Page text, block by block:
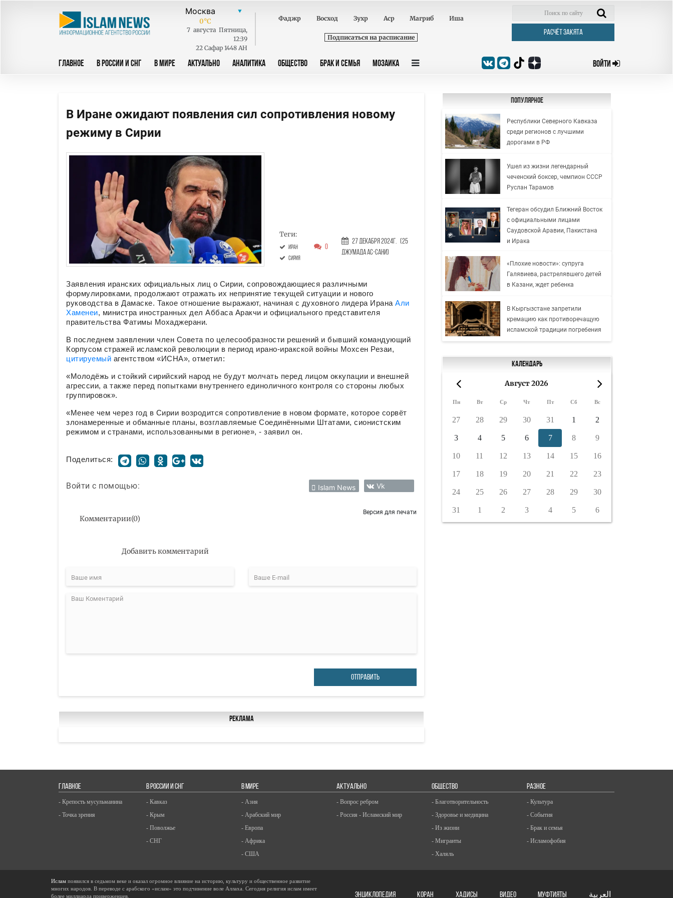
0°C
7 августа Пятница,
12:39
22 Сафар 1448 AH
Фаджр Восход Зухр Аср Магриб Иша
Подписаться на расписание
РАСЧЁТ ЗАКЯТА
ГЛАВНОЕ В РОССИИ И СНГ В МИРЕ АКТУАЛЬНО АНАЛИТИКА ОБЩЕСТВО БРАК И СЕМЬЯ МОЗАИКА ВОЙТИ
В Иране ожидают появления сил сопротивления новому
режиму в Сирии
Теги:
Иран
Сирия
0
27 Декабря 2024г. (25
Джумада ас-сани)
Заявления иранских официальных лиц о Сирии, сопровождающиеся различными
формулировками, продолжают отражать их непринятие текущей ситуации и нового
руководства в Дамаске. Такое отношение выражают, начиная с духовного лидера Ирана Али
Хаменеи, министра иностранных дел Аббаса Аракчи и официального представителя
правительства Фатимы Мохаджерани.
В последнем заявлении член Совета по целесообразности решений и бывший командующий
Корпусом стражей исламской революции в период ирано-иракской войны Мохсен Резаи,
цитируемый агентством «ИСНА», отметил:
«Молодёжь и стойкий сирийский народ не будут молчать перед лицом оккупации и внешней
агрессии, а также перед попытками внутреннего единоличного контроля со стороны любых
группировок».
«Менее чем через год в Сирии возродится сопротивление в новом формате, которое сорвёт
злонамеренные и обманные планы, возглавляемые Соединёнными Штатами, сионистским
режимом и странами, использованными в регионе», - заявил он.
Поделиться:
Войти с помощью: Islam News Vk
Комментарии(0)
Версия для печати
Добавить комментарий
ОТПРАВИТЬ
Реклама
Популярное
Республики Северного Кавказа
среди регионов с лучшими
дорогами в РФ
Ушел из жизни легендарный
чеченский боксер, чемпион СССР
Руслан Тарамов
Тегеран обсудил Ближний Восток
с официальными лицами
Саудовской Аравии, Пакистана
и Ирака
«Плохие новости»: супруга
Галявиева, растрелявшего детей
в Казани, ждет ребенка
В Кыргызстане запретили
кремацию как противоречащую
исламской традиции погребения
Календарь
Август 2026
Пн Вт Ср Чт Пт Сб Вс
27 28 29 30 31 1 2
3 4 5 6 7 8 9
10 11 12 13 14 15 16
17 18 19 20 21 22 23
24 25 26 27 28 29 30
31 1 2 3 4 5 6
ГЛАВНОЕ
- Крепость мусульманина
- Точка зрения
В РОССИИ И СНГ
- Кавказ
- Крым
- Поволжье
- СНГ
В МИРЕ
- Азия
- Арабский мир
- Европа
- Африка
- США
АКТУАЛЬНО
- Вопрос ребром
- Россия - Исламский мир
ОБЩЕСТВО
- Благотворительность
- Здоровье и медицина
- Из жизни
- Мигранты
- Халяль
РАЗНОЕ
- Культура
- События
- Брак и семья
- Исламофобия
Ислам появился в седьмом веке и оказал огромное влияние на историю, культуру и общественное развитие
многих народов. В переводе с арабского «ислам» это подчинение воле Аллаха. Сегодня религия ислам имеет
более миллиарда приверженцев.
ЭНЦИКЛОПЕДИЯ КОРАН ХАДИСЫ ВИДЕО Муфтияты العربية